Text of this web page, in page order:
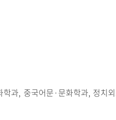
과, 중국어문·문화학과, 정치